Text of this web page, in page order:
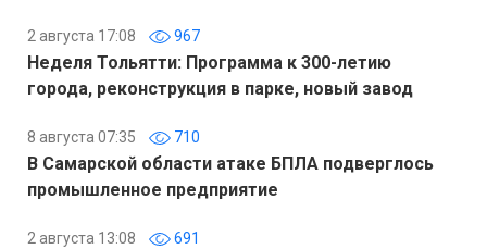
2 августа 17:08 967
Неделя Тольятти: Программа к 300-летию
города, реконструкция в парке, новый завод
8 августа 07:35 710
В Самарской области атаке БПЛА подверглось
промышленное предприятие
2 августа 13:08 691